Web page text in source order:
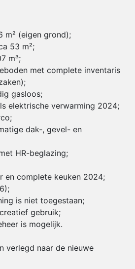
m² (eigen grond);
53 m²;
m³;
met complete inventaris
gasloos;
elektrische verwarming 2024;
dak-, gevel- en
HR-beglazing;
en complete keuken 2024;
is niet toegestaan;
gebruik;
is mogelijk.
verlegd naar de nieuwe